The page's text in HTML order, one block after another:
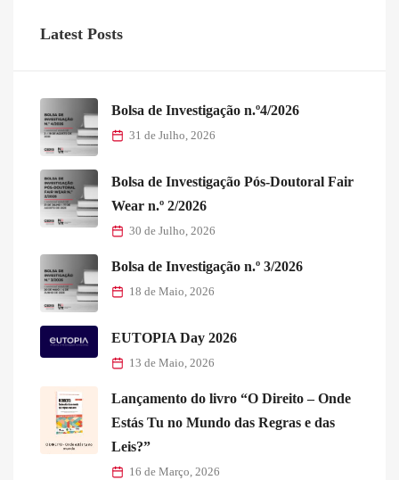
Latest Posts
Bolsa de Investigação n.º4/2026
31 de Julho, 2026
Bolsa de Investigação Pós-Doutoral Fair
Wear n.º 2/2026
30 de Julho, 2026
Bolsa de Investigação n.º 3/2026
18 de Maio, 2026
EUTOPIA Day 2026
13 de Maio, 2026
Lançamento do livro “O Direito – Onde
Estás Tu no Mundo das Regras e das
Leis?”
16 de Março, 2026